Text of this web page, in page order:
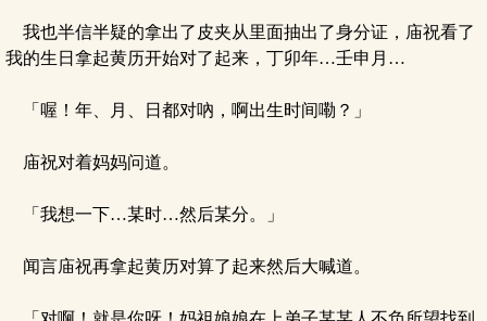
我也半信半疑的拿出了皮夹从里面抽出了身分证，庙祝看了
我的生日拿起黄历开始对了起来，丁卯年…壬申月…
「喔！年、月、日都对吶，啊出生时间嘞？」
庙祝对着妈妈问道。
「我想一下…某时…然后某分。」
闻言庙祝再拿起黄历对算了起来然后大喊道。